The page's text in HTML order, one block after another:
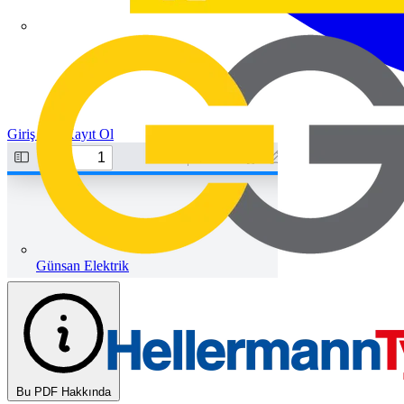
Günsan Elektrik
Giriş Yap Kayıt Ol
Bu PDF Hakkında